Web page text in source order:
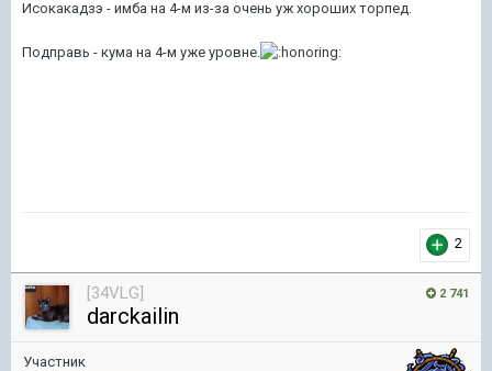
Исокакадзэ - имба на 4-м из-за очень уж хороших торпед.
Подправь - кума на 4-м уже уровне.
2
2 741
[34VLG]
darckailin
Участник